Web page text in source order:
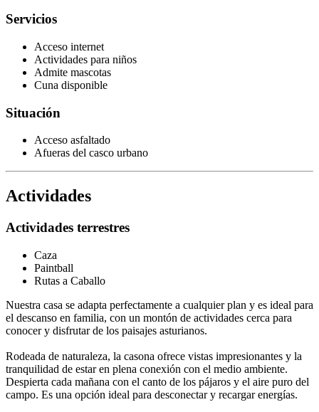
Servicios
Acceso internet
Actividades para niños
Admite mascotas
Cuna disponible
Situación
Acceso asfaltado
Afueras del casco urbano
Actividades
Actividades terrestres
Caza
Paintball
Rutas a Caballo
Nuestra casa se adapta perfectamente a cualquier plan y es ideal para
el descanso en familia, con un montón de actividades cerca para
conocer y disfrutar de los paisajes asturianos.
Rodeada de naturaleza, la casona ofrece vistas impresionantes y la
tranquilidad de estar en plena conexión con el medio ambiente.
Despierta cada mañana con el canto de los pájaros y el aire puro del
campo. Es una opción ideal para desconectar y recargar energías.